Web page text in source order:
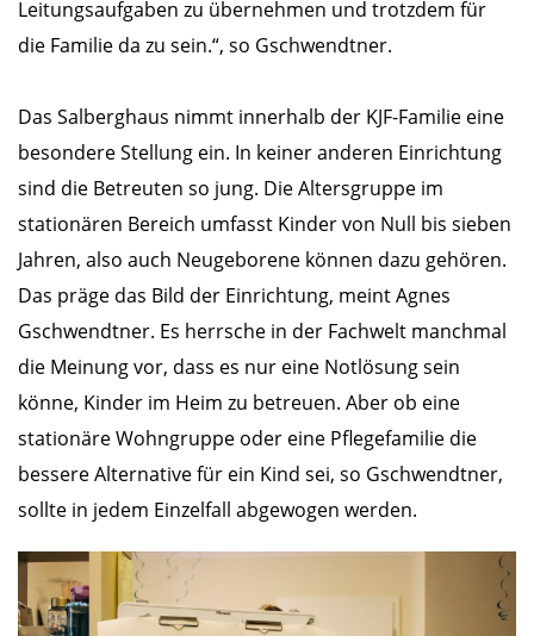
Leitungsaufgaben zu übernehmen und trotzdem für
die Familie da zu sein.“, so Gschwendtner.
Das Salberghaus nimmt innerhalb der KJF-Familie eine
besondere Stellung ein. In keiner anderen Einrichtung
sind die Betreuten so jung. Die Altersgruppe im
stationären Bereich umfasst Kinder von Null bis sieben
Jahren, also auch Neugeborene können dazu gehören.
Das präge das Bild der Einrichtung, meint Agnes
Gschwendtner. Es herrsche in der Fachwelt manchmal
die Meinung vor, dass es nur eine Notlösung sein
könne, Kinder im Heim zu betreuen. Aber ob eine
stationäre Wohngruppe oder eine Pflegefamilie die
bessere Alternative für ein Kind sei, so Gschwendtner,
sollte in jedem Einzelfall abgewogen werden.